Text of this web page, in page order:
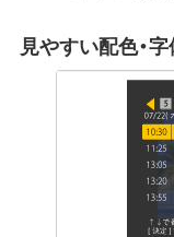
見やすい配色・